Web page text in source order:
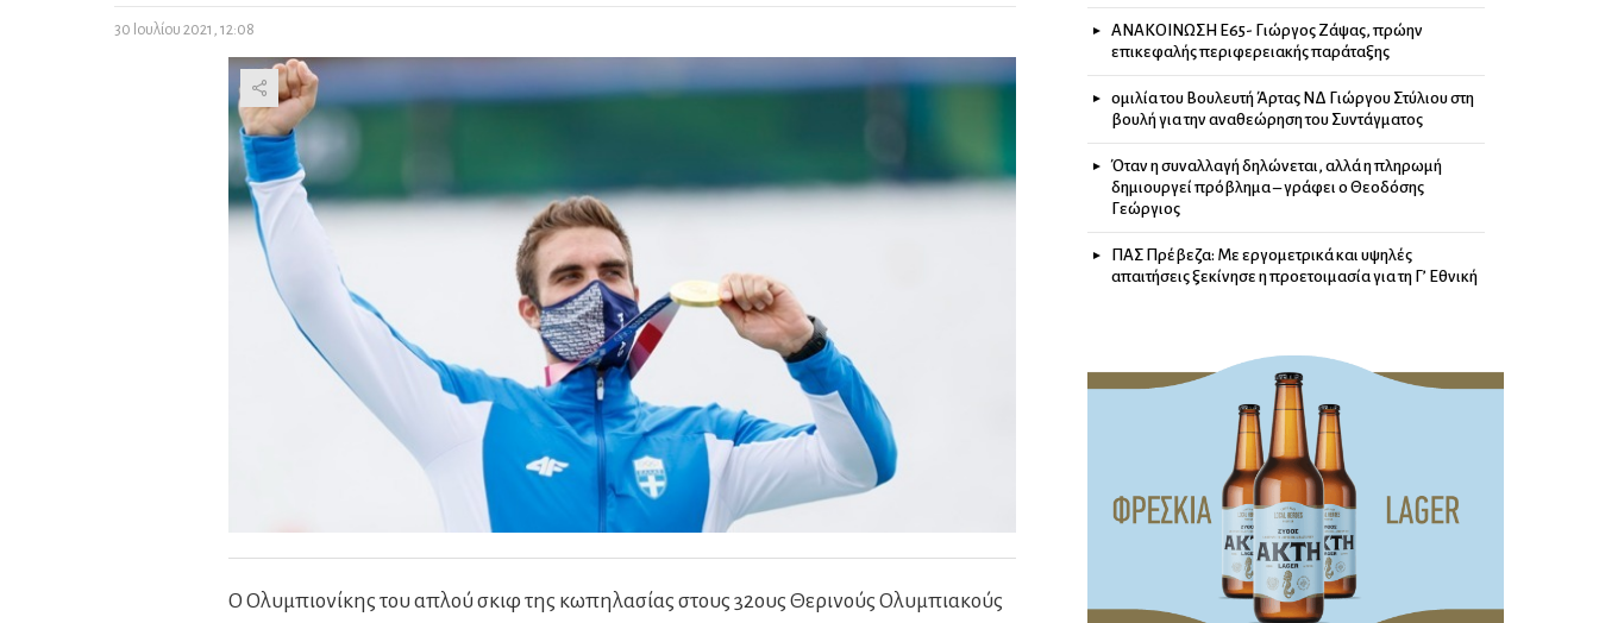
30 Ιουλίου 2021, 12:08
Ο Ολυμπιονίκης του απλού σκιφ της κωπηλασίας στους 32ους Θερινούς Ολυμπιακούς
ΑΝΑΚΟΙΝΩΣΗ Ε65- Γιώργος Ζάψας, πρώην
επικεφαλής περιφερειακής παράταξης
ομιλία του Βουλευτή Άρτας ΝΔ Γιώργου Στύλιου στη
βουλή για την αναθεώρηση του Συντάγματος
Όταν η συναλλαγή δηλώνεται, αλλά η πληρωμή
δημιουργεί πρόβλημα – γράφει ο Θεοδόσης
Γεώργιος
ΠΑΣ Πρέβεζα: Με εργομετρικά και υψηλές
απαιτήσεις ξεκίνησε η προετοιμασία για τη Γ’ Εθνική